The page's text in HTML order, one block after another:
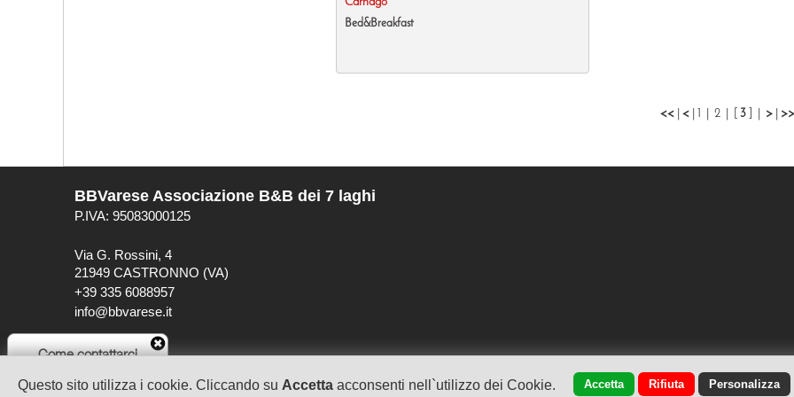
Questo sito utilizza i cookie. Cliccando su Accetta acconsenti nell`utilizzo dei Cookie. Accetta Rifiuta Personalizza
Bed&Breakfast
<<| < 1 2 3] | > >>
BBVarese Associazione B&B dei 7 laghi
P.IVA: 95083000125
Via G. Rossini, 4
21949 CASTRONNO (VA)
+39 335 6088957
info@bbvarese.it
privacy cookie
Come contattarci
Invia una email